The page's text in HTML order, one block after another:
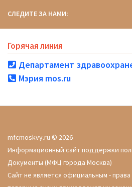
СЛЕДИТЕ ЗА НАМИ:
Горячая линия
Департамент
Мэрия mos.ru
mfcmoskvy.ru © 2026
Информационный сайт поддержки
Документы (МФЦ города Москва)
Сайт не является официальным -